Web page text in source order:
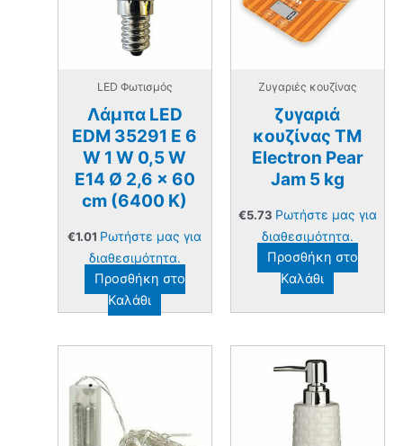
LED Φωτισμός
Λάμπα LED
EDM 35291 E 6
W 1 W 0,5 W
E14 Ø 2,6 x 60
cm (6400 K)
€1.01 Ρωτήστε μας για
διαθεσιμότητα.
Προσθήκη στο
Καλάθι
Ζυγαριές κουζίνας
ζυγαριά
κουζίνας TM
Electron Pear
Jam 5 kg
€5.73 Ρωτήστε μας για
διαθεσιμότητα.
Προσθήκη στο
Καλάθι